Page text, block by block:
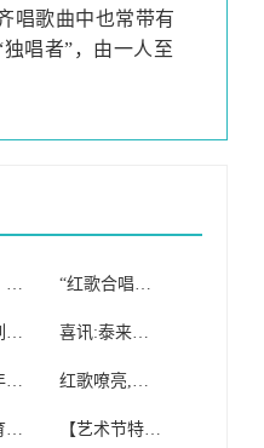
唱歌曲中也常带有
唱者”，由一人至
【5月3日】启航者老年红歌合唱团(纯公益合唱团)开课啦! “红歌合唱团”免费开班啦!!!
【民生系列报道四】额尔格图镇妇联组织红歌合唱团到敬老院慰问演出 喜讯:泰来县红歌合唱团喜获合唱比赛银奖!
启航者老年红歌合唱团(纯公益合唱团) 红歌嘹亮,我心向党——翠竹合唱团在罗湖区红歌合唱大赛中获一等奖
【忠诚教育】#投票#第二师系统红歌合唱比赛“网上投票评选”开始啦! 【艺术节特辑】红歌合唱比赛